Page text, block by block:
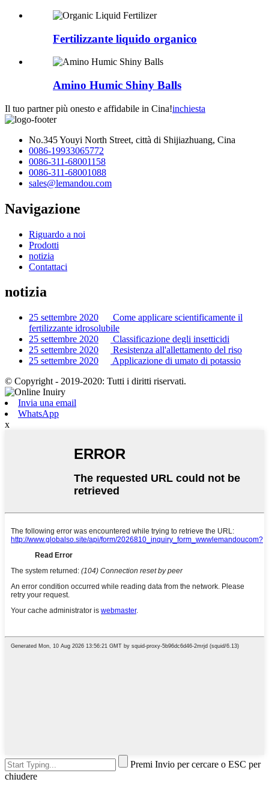
Fertilizzante liquido organico
Amino Humic Shiny Balls
Il tuo partner più onesto e affidabile in Cina!inchiesta
No.345 Youyi North Street, città di Shijiazhuang, Cina
0086-19933065772
0086-311-68001158
0086-311-68001088
sales@lemandou.com
Navigazione
Riguardo a noi
Prodotti
notizia
Contattaci
notizia
25 settembre 2020
Come applicare scientificamente il
fertilizzante idrosolubile
25 settembre 2020
Classificazione degli insetticidi
25 settembre 2020
Resistenza all'allettamento del riso
25 settembre 2020
Applicazione di umato di potassio
© Copyright - 2019-2020: Tutti i diritti riservati.
Invia una email
WhatsApp
x
Premi Invio per cercare o ESC per
chiudere